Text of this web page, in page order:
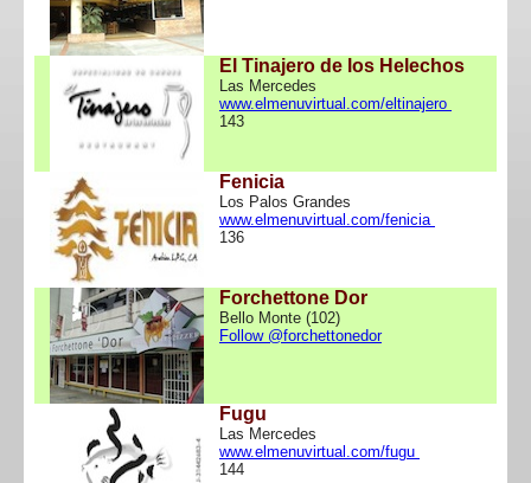
El Tinajero de los Helechos
Las Mercedes
www.elmenuvirtual.com/eltinajero
143
Fenicia
Los Palos Grandes
www.elmenuvirtual.com/fenicia
136
Forchettone Dor
Bello Monte (102)
Follow @forchettonedor
Fugu
Las Mercedes
www.elmenuvirtual.com/fugu
144